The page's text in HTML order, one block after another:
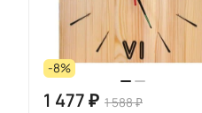
-8%
1 477 ₽ 1 588 ₽